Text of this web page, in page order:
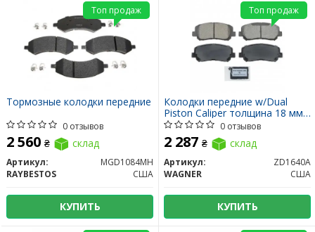
Тормозные колодки передние
0 отзывов
2 560 ₴ склад
Артикул:
MGD1084MH
RAYBESTOS
США
КУПИТЬ
Топ продаж
Колодки передние w/Dual
Piston Caliper толщина 18 мм
на диски 305мм0 отзывов
2 287 ₴ склад
Артикул:
ZD1640A
WAGNER
США
КУПИТЬ
Топ продаж